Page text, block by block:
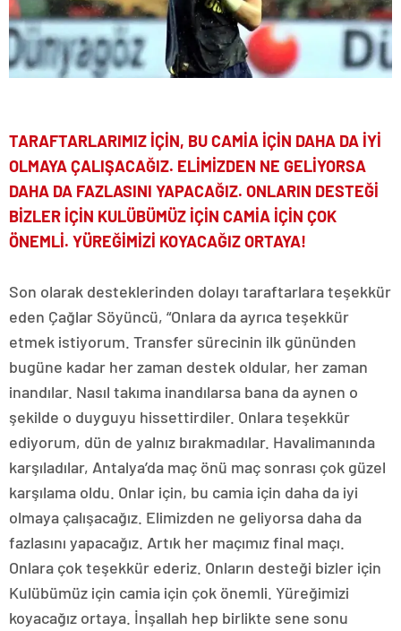
TARAFTARLARIMIZ İÇİN, BU CAMİA İÇİN DAHA DA İYİ
OLMAYA ÇALIŞACAĞIZ. ELİMİZDEN NE GELİYORSA
DAHA DA FAZLASINI YAPACAĞIZ. ONLARIN DESTEĞİ
BİZLER İÇİN KULÜBÜMÜZ İÇİN CAMİA İÇİN ÇOK
ÖNEMLİ. YÜREĞİMİZİ KOYACAĞIZ ORTAYA!
Son olarak desteklerinden dolayı taraftarlara teşekkür
eden Çağlar Söyüncü, “Onlara da ayrıca teşekkür
etmek istiyorum. Transfer sürecinin ilk gününden
bugüne kadar her zaman destek oldular, her zaman
inandılar. Nasıl takıma inandılarsa bana da aynen o
şekilde o duyguyu hissettirdiler. Onlara teşekkür
ediyorum, dün de yalnız bırakmadılar. Havalimanında
karşıladılar, Antalya’da maç önü maç sonrası çok güzel
karşılama oldu. Onlar için, bu camia için daha da iyi
olmaya çalışacağız. Elimizden ne geliyorsa daha da
fazlasını yapacağız. Artık her maçımız final maçı.
Onlara çok teşekkür ederiz. Onların desteği bizler için
Kulübümüz için camia için çok önemli. Yüreğimizi
koyacağız ortaya. İnşallah hep birlikte sene sonu